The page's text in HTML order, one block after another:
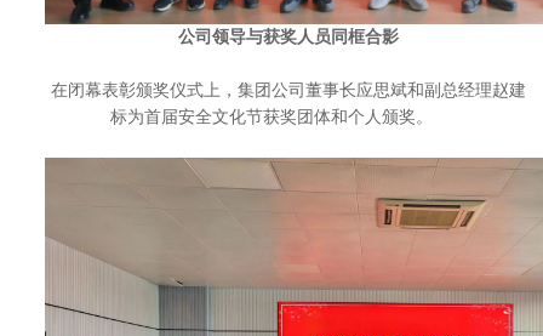
公司领导与获奖人员同框合影
在闭幕表彰颁奖仪式上，集团公司董事长应思斌和副总经理赵建
标为首届安全文化节获奖团体和个人颁奖。